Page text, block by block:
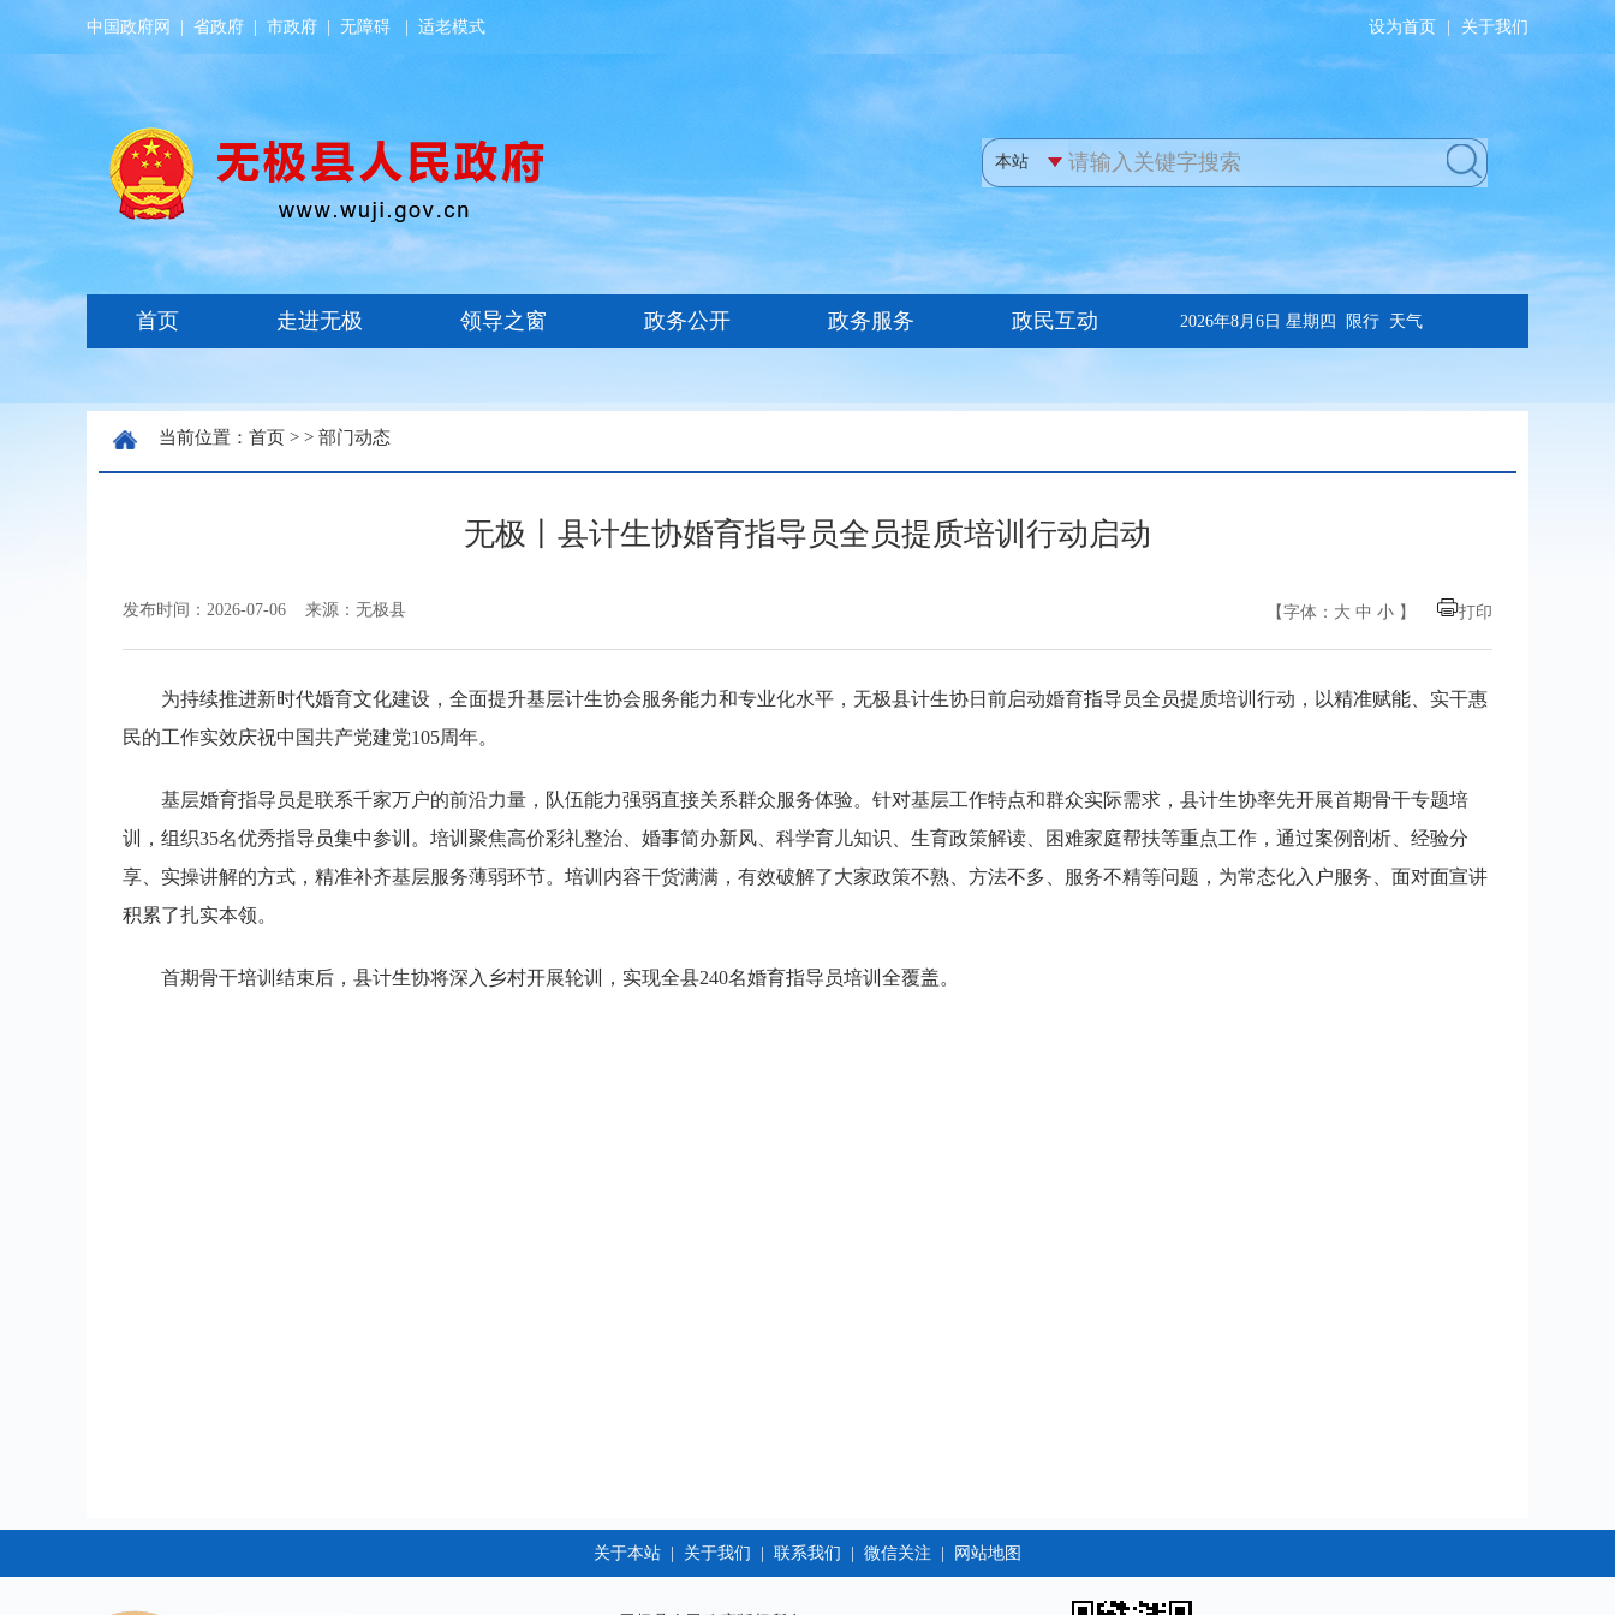
中国政府网 省政府 市政府 无障碍 适老模式 设为首页 关于我们
当前位置： 首页 > > 部门动态
无极丨县计生协婚育指导员全员提质培训行动启动
发布时间：2026-07-06 来源：无极县 【字体： 大 中 小 】 打印
为持续推进新时代婚育文化建设，全面提升基层计生协会服务能力和专业化水平，无极县计生协日前启动婚育指导员全员提质培训行动，以精准赋能、实干惠
民的工作实效庆祝中国共产党建党105周年。
基层婚育指导员是联系千家万户的前沿力量，队伍能力强弱直接关系群众服务体验。针对基层工作特点和群众实际需求，县计生协率先开展首期骨干专题培
训，组织35名优秀指导员集中参训。培训聚焦高价彩礼整治、婚事简办新风、科学育儿知识、生育政策解读、困难家庭帮扶等重点工作，通过案例剖析、经验分
享、实操讲解的方式，精准补齐基层服务薄弱环节。培训内容干货满满，有效破解了大家政策不熟、方法不多、服务不精等问题，为常态化入户服务、面对面宣讲
积累了扎实本领。
首期骨干培训结束后，县计生协将深入乡村开展轮训，实现全县240名婚育指导员培训全覆盖。